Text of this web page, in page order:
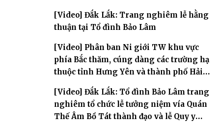
[Video] Đắk Lắk: Trang nghiêm lễ hằng
thuận tại Tổ đình Bảo Lâm
[Video] Phân ban Ni giới TW khu vực
phía Bắc thăm, cúng dàng các trường hạ
thuộc tỉnh Hưng Yên và thành phố Hải
[Video] Đắk Lắk: Tổ đình Bảo Lâm trang
nghiêm tổ chức lễ tưởng niệm vía Quán
Thế Âm Bồ Tát thành đạo và lễ Quy y